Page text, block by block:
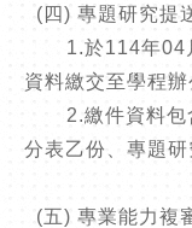
(四) 專題研究提
1.於114年04月
資料繳交至學程辦
2.繳件資料包含
分表乙份、專題研
(五) 專業能力複